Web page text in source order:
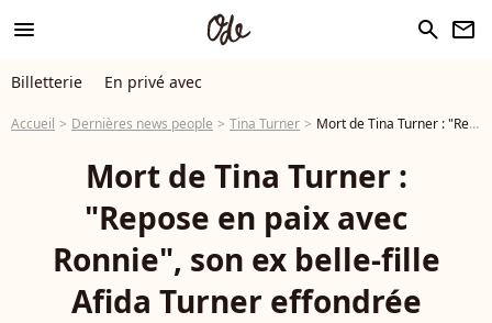
menu search newsletter
Billetterie En privé avec
Accueil Dernières news people Tina Turner Mort de Tina Turner : "Repose en paix avec Ronnie", son ex belle-fille Afida Turner effondrée
Mort de Tina Turner :
"Repose en paix avec
Ronnie", son ex belle-fille
Afida Turner effondrée